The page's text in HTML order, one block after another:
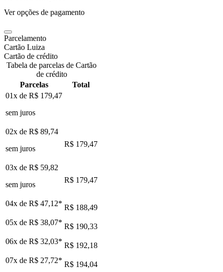
Ver opções de pagamento
Parcelamento
Cartão Luiza
Cartão de crédito
Tabela de parcelas de Cartão
de crédito
Parcelas
Total
01x de R$ 179,47
sem juros
02x de R$ 89,74
sem juros
R$ 179,47
03x de R$ 59,82
sem juros
R$ 179,47
04x de R$ 47,12* R$ 188,49
05x de R$ 38,07* R$ 190,33
06x de R$ 32,03* R$ 192,18
07x de R$ 27,72* R$ 194,04